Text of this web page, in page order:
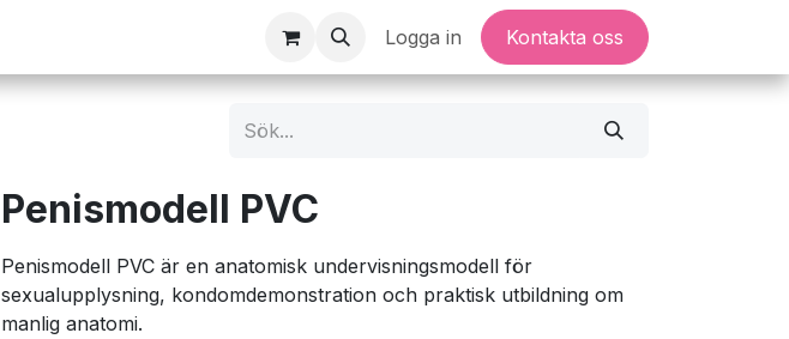
Logga in Kontakta oss
Penismodell PVC
Penismodell PVC är en anatomisk undervisningsmodell för
sexualupplysning, kondomdemonstration och praktisk utbildning om
manlig anatomi.